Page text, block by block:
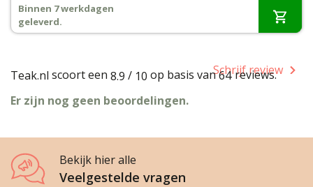
Binnen 7 werkdagen
geleverd.
Schrijf review
Teak.nl scoort een 8.9 / 10 op basis van64 reviews.
Er zijn nog geen beoordelingen.
Bekijk hier alle
Veelgestelde vragen